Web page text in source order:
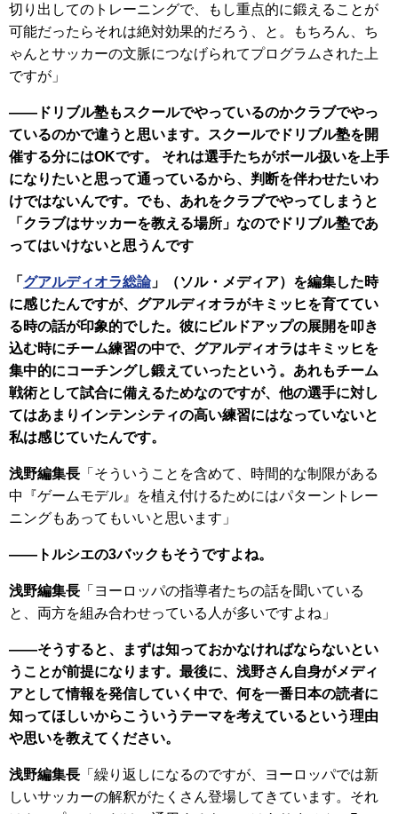
切り出してのトレーニングで、もし重点的に鍛えることが
可能だったらそれは絶対効果的だろう、と。もちろん、ち
ゃんとサッカーの文脈につなげられてプログラムされた上
ですが」
――ドリブル塾もスクールでやっているのかクラブでやっ
ているのかで違うと思います。スクールでドリブル塾を開
催する分にはOKです。 それは選手たちがボール扱いを上手
になりたいと思って通っているから、判断を伴わせたいわ
けではないんです。でも、あれをクラブでやってしまうと
「クラブはサッカーを教える場所」なのでドリブル塾であ
ってはいけないと思うんです
「 グアルディオラ総論」（ソル・メディア）を編集した時
に感じたんですが、グアルディオラがキミッヒを育ててい
る時の話が印象的でした。彼にビルドアップの展開を叩き
込む時にチーム練習の中で、グアルディオラはキミッヒを
集中的にコーチングし鍛えていったという。あれもチーム
戦術として試合に備えるためなのですが、他の選手に対し
てはあまりインテンシティの高い練習にはなっていないと
私は感じていたんです。
浅野編集長 「そういうことを含めて、時間的な制限がある
中『ゲームモデル』を植え付けるためにはパターントレー
ニングもあってもいいと思います」
――トルシエの3バックもそうですよね。
浅野編集長 「ヨーロッパの指導者たちの話を聞いている
と、両方を組み合わせっている人が多いですよね」
――そうすると、まずは知っておかなければならないとい
うことが前提になります。最後に、浅野さん自身がメディ
アとして情報を発信していく中で、何を一番日本の読者に
知ってほしいからこういうテーマを考えているという理由
や思いを教えてください。
浅野編集長 「繰り返しになるのですが、ヨーロッパでは新
しいサッカーの解釈がたくさん登場してきています。それ